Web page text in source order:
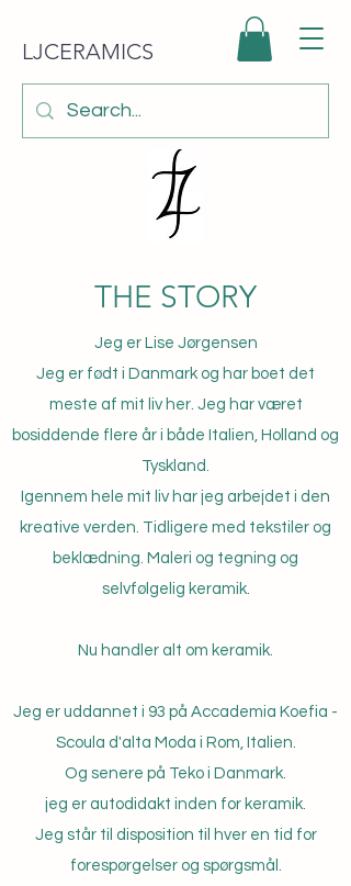
LJCERAMICS
THE STORY
Jeg er Lise Jørgensen
Jeg er født i Danmark og har boet det
meste af mit liv her. Jeg har været
bosiddende flere år i både Italien, Holland og
Tyskland.
Igennem hele mit liv har jeg arbejdet i den
kreative verden. Tidligere med tekstiler og
beklædning. Maleri og tegning og
selvfølgelig keramik.
Nu handler alt om keramik.
Jeg er uddannet i 93 på Accademia Koefia -
Scoula d'alta Moda i Rom, Italien.
Og senere på Teko i Danmark.
jeg er autodidakt inden for keramik.
Jeg står til disposition til hver en tid for
forespørgelser og spørgsmål.